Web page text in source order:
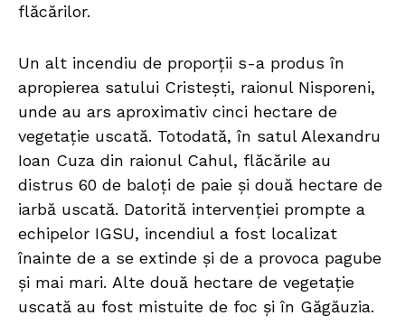
flăcărilor.
Un alt incendiu de proporții s-a produs în
apropierea satului Cristești, raionul Nisporeni,
unde au ars aproximativ cinci hectare de
vegetație uscată. Totodată, în satul Alexandru
Ioan Cuza din raionul Cahul, flăcările au
distrus 60 de baloți de paie și două hectare de
iarbă uscată. Datorită intervenției prompte a
echipelor IGSU, incendiul a fost localizat
înainte de a se extinde și de a provoca pagube
și mai mari. Alte două hectare de vegetație
uscată au fost mistuite de foc și în Găgăuzia.